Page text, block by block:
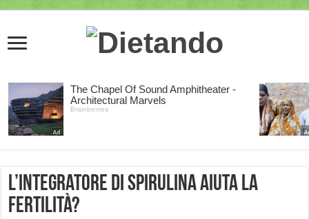
L’integratore di spirulina aiuta la
fertilità?